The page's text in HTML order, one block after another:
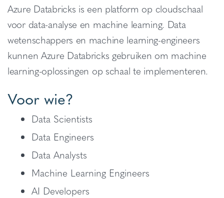
Azure Databricks is een platform op cloudschaal
voor data-analyse en machine learning. Data
wetenschappers en machine learning-engineers
kunnen Azure Databricks gebruiken om machine
learning-oplossingen op schaal te implementeren.
Voor wie?
Data Scientists
Data Engineers
Data Analysts
Machine Learning Engineers
AI Developers